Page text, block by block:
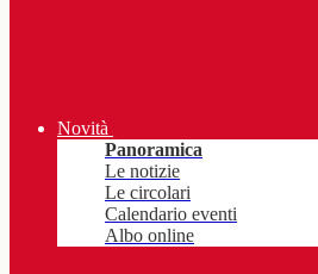
Novità
Panoramica
Le notizie
Le circolari
Calendario eventi
Albo online